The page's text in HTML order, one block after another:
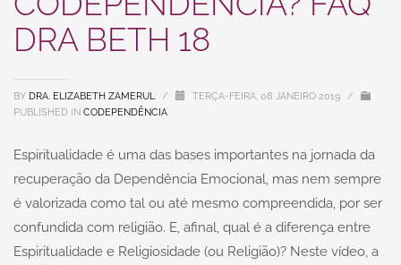
DRA BETH 18
BY DRA. ELIZABETH ZAMERUL / TERÇA-FEIRA, 08 JANEIRO 2019
/
PUBLISHED IN CODEPENDÊNCIA
Espiritualidade é uma das bases importantes na jornada da
recuperação da Dependência Emocional, mas nem sempre
é valorizada como tal ou até mesmo compreendida, por ser
confundida com religião. E, afinal, qual é a diferença entre
Espiritualidade e Religiosidade (ou Religião)? Neste vídeo, a